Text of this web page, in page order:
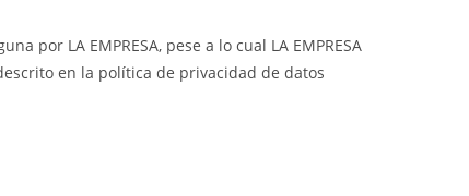
por LA EMPRESA, pese a lo cual LA EMPRESA
en la política de privacidad de datos